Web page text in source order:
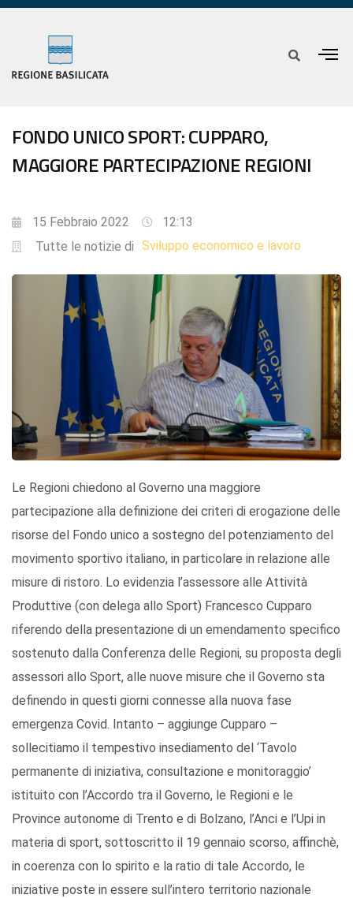
FONDO UNICO SPORT: CUPPARO,
MAGGIORE PARTECIPAZIONE REGIONI
15 Febbraio 2022
12:13
Tutte le notizie di Sviluppo economico e lavoro
Le Regioni chiedono al Governo una maggiore
partecipazione alla definizione dei criteri di erogazione delle
risorse del Fondo unico a sostegno del potenziamento del
movimento sportivo italiano, in particolare in relazione alle
misure di ristoro. Lo evidenzia l’assessore alle Attività
Produttive (con delega allo Sport) Francesco Cupparo
riferendo della presentazione di un emendamento specifico
sostenuto dalla Conferenza delle Regioni, su proposta degli
assessori allo Sport, alle nuove misure che il Governo sta
definendo in questi giorni connesse alla nuova fase
emergenza Covid. Intanto – aggiunge Cupparo –
sollecitiamo il tempestivo insediamento del ‘Tavolo
permanente di iniziativa, consultazione e monitoraggio’
istituito con l’Accordo tra il Governo, le Regioni e le
Province autonome di Trento e di Bolzano, l’Anci e l’Upi in
materia di sport, sottoscritto il 19 gennaio scorso, affinchè,
in coerenza con lo spirito e la ratio di tale Accordo, le
iniziative poste in essere sull’intero territorio nazionale